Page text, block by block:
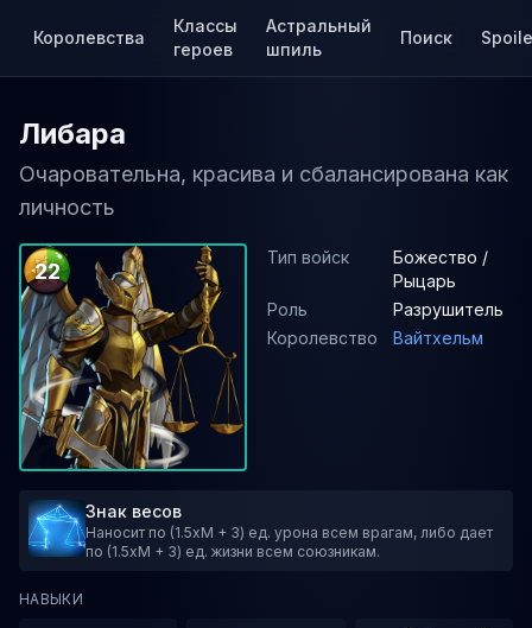
Королевства
Классы
героев
Астральный
шпиль
Поиск
Либара
Очаровательна, красива и сбалансирована как
личность
22
Тип войск
Божество /
Рыцарь
Роль
Разрушитель
Королевство
Вайтхельм
Знак весов
Наносит по (1.5xM + 3) ед. урона всем врагам, либо дает
по (1.5xM + 3) ед. жизни всем союзникам.
НАВЫКИ